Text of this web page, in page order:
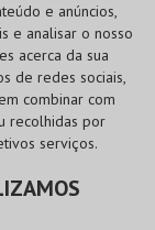
e anúncios,
e analisar o nosso
acerca da sua
de redes sociais,
combinar com
recolhidas por
serviços.